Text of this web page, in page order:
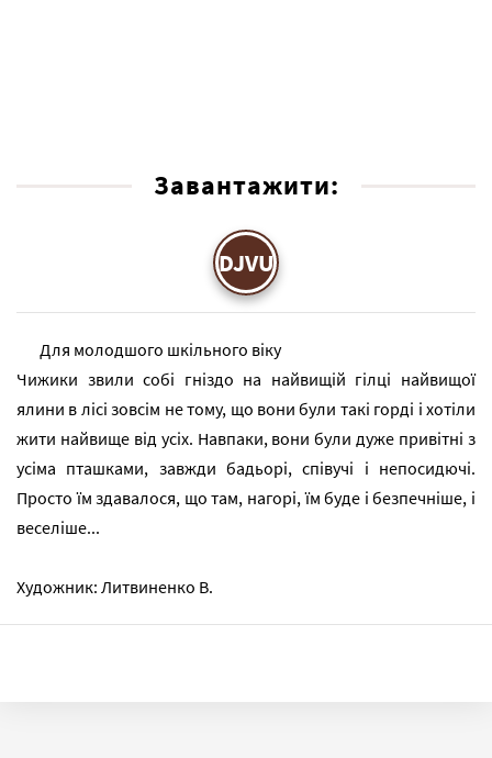
Завантажити:
DJVU
Для молодшого шкільного віку
Чижики звили собі гніздо на найвищій гілці найвищої
ялини в лісі зовсім не тому, що вони були такі горді і хотіли
жити найвище від усіх. Навпаки, вони були дуже привітні з
усіма пташками, завжди бадьорі, співучі і непосидючі.
Просто їм здавалося, що там, нагорі, їм буде і безпечніше, і
веселіше...
Художник: Литвиненко В.